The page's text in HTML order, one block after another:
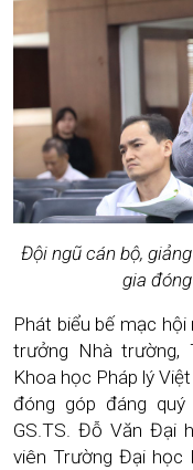
Đội ngũ cán bộ,
gia
Phát biểu bế mạc
trưởng Nhà trường,
Khoa học Pháp lý
đóng góp đáng
GS.TS. Đỗ Văn Đại
viên Trường Đại học